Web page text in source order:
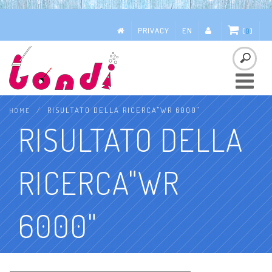
PRIVACY EN (0)
Toggle
HOME RISULTATO DELLA RICERCA"WR 6000"
RISULTATO DELLA
RICERCA"WR
6000"